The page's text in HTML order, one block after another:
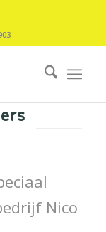
Nico